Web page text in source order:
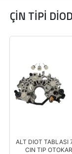
ÇİN TİPİ
ALT DIOT TABLASI
CIN TIP